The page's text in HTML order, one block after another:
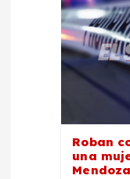
Roban
una